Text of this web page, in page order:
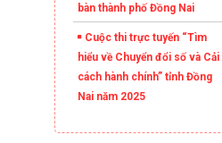
bàn thành phố Đồng Nai
Cuộc thi trực tuyến “Tìm
hiểu về Chuyển đổi số và Cải
cách hành chính” tỉnh Đồng
Nai năm 2025